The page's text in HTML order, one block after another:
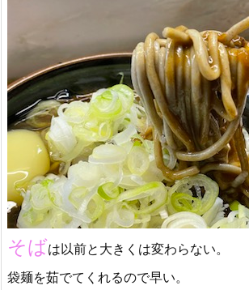
そばは以前と大きくは変わらない。
袋麺を茹でてくれるので早い。